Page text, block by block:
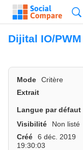
Dijital IO/PWM
Mode Critère
Extrait
Langue par défaut
Visibilité
Non listé
Créé
6 déc. 2019
19:30:03